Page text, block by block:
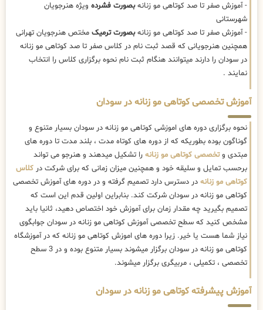
- آموزش صفر تا صد کوتاهی مو زنانهبصورت فشرده ویژه هنرجویان
شهرستانی
- آموزش صفر تا صد کوتاهی مو زنانهبصورت ترمیک مختص هنرجویان تهرانی
همچنین هنرجویانی که قصد ثبت نام در کلاس صفر تا صد کوتاهی مو زنانه
در سودان را دارند میتوانند هنگام ثبت نام نحوه برگزاری کلاس را انتخاب
نمایند .
آموزش تخصصی کوتاهی مو زنانه در سودان
نحوه برگزاری دوره های اموزشی کوتاهی مو زنانه در سودان بسیار متنوع و
گوناگون بوده بطوریکه که از دوره های کوتاه مدت ، بلند مدت تا دوره های
مبتدی وتخصصی کوتاهی مو زنانه را تشکیل میدهند و هنرجو می تواند
برحسب تمایل و سلیقه خود و همچنین میزان زمانی که برای شرکت در کلاس
کوتاهی مو زنانه در دسترس دارد تصمیم گرفته و در دوره های آموزش تخصصی
کوتاهی مو زنانه در سودان شرکت کند. بنابراین اولین قدم این است که
تصمیم بگیرید چه مقدار زمان برای آموزش خود اختصاص دهید، ثانیا باید
مشخص کنید که سطح تخصصی آموزش کوتاهی مو زنانه در سودان جوابگوی
نیاز شما هست یا خیر. زیرا دوره های اموزش کوتاهی مو زنانه که در آموزشگاه
کوتاهی مو زنانه در سودان برگزار میشوند بسیار متنوع بوده و در 3 سطح
تخصصی ، تکمیلی ، مربیگری برگزار میشوند.
آموزش پیشرفته کوتاهی مو زنانه در سودان